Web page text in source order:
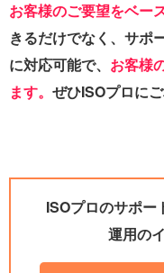
お客様のご要望をベー
きるだけでなく、サポ
に対応可能で、 お客様
ます。 ぜひISOプロに
ISOプロのサポー
運用の